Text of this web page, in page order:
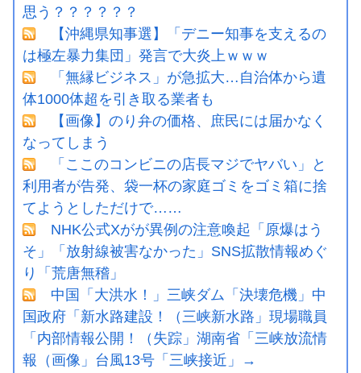
思う？？？？？？
【沖縄県知事選】「デニー知事を支えるの
は極左暴力集団」発言で大炎上ｗｗｗ
「無縁ビジネス」が急拡大…自治体から遺
体1000体超を引き取る業者も
【画像】のり弁の価格、庶民には届かなく
なってしまう
「ここのコンビニの店長マジでヤバい」と
利用者が告発、袋一杯の家庭ゴミをゴミ箱に捨
てようとしただけで……
NHK公式Xがが異例の注意喚起「原爆はう
そ」「放射線被害なかった」SNS拡散情報めぐ
り「荒唐無稽」
中国「大洪水！」三峡ダム「決壊危機」中
国政府「新水路建設！（三峡新水路」現場職員
「内部情報公開！（失踪」湖南省「三峡放流情
報（画像」台風13号「三峡接近」→